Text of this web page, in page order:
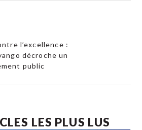
l’excellence :
décroche un
public
LES PLUS LUS